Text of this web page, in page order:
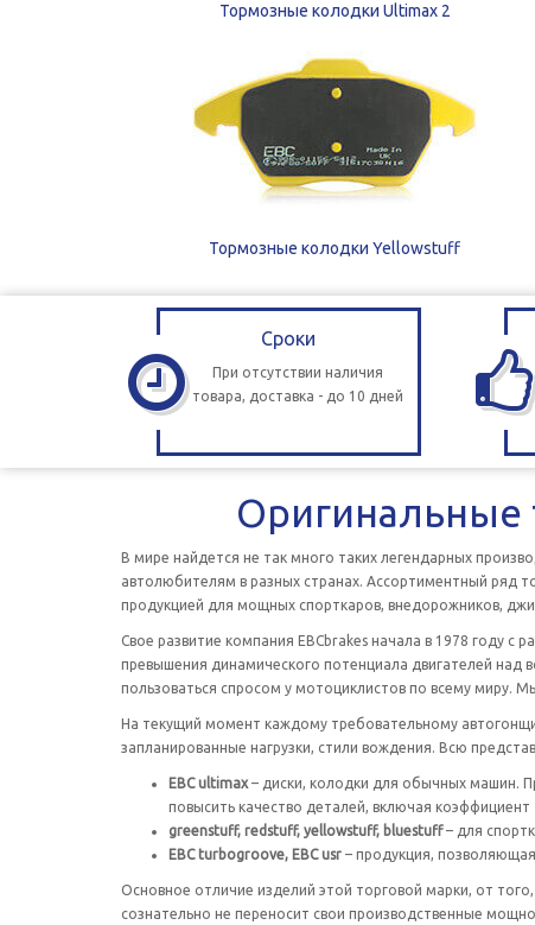
Тормозные колодки Ultimax 2
Тормозные колодки Yellowstuff
Сроки
При отсутствии наличия
товара, доставка - до 10 дней
Оригинальные
В мире найдется не так много таких легендарных
автолюбителям в разных странах. Ассортиментный ряд
продукцией для мощных спорткаров, внедорожников,
Свое развитие компания EBCbrakes начала в 1978 году
превышения динамического потенциала двигателей
пользоваться спросом у мотоциклистов по всему миру.
На текущий момент каждому требовательному
запланированные нагрузки, стили вождения. Всю
EBC ultimaх – диски, колодки для обычных машин.
повысить качество деталей, включая
greenstuff, redstuff, yellowstuff, bluestuff– для
EBC turbogroove, EBC usr – продукция,
Основное отличие изделий этой торговой марки, от
сознательно не переносит свои производственные